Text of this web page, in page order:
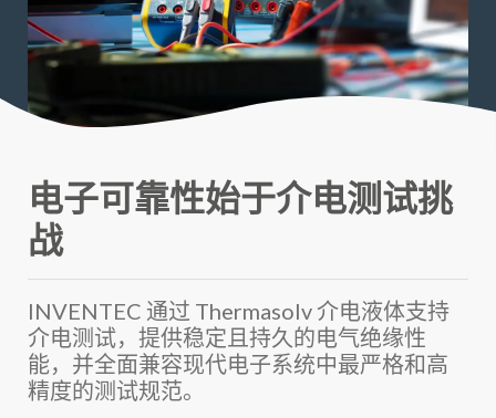
电子可靠性始于介电测试挑
战
INVENTEC 通过 Thermasolv 介电液体支持
介电测试，提供稳定且持久的电气绝缘性
能，并全面兼容现代电子系统中最严格和高
精度的测试规范。